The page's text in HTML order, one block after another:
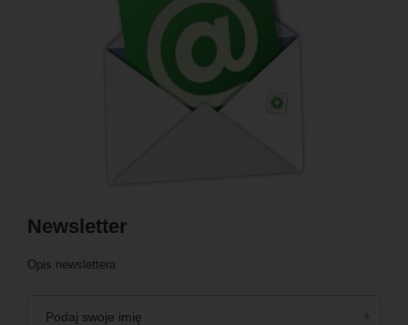
Newsletter
Opis newslettera
Podaj swoje imię